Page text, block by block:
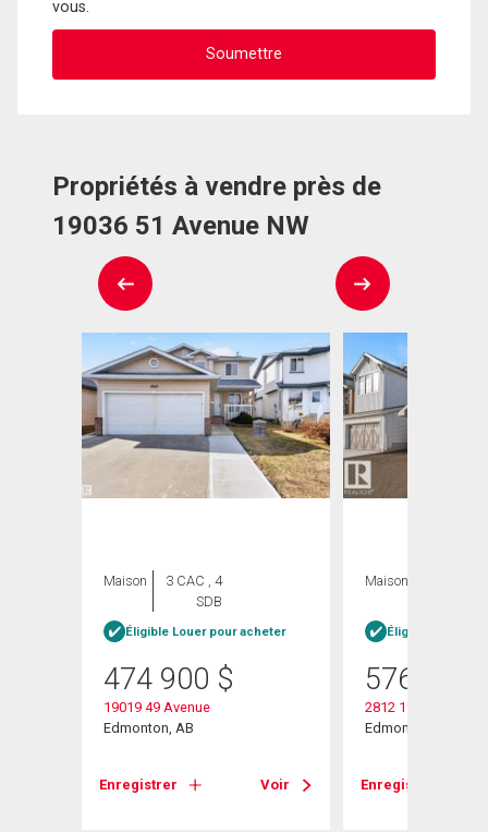
vous.
Propriétés à vendre près de
19036 51 Avenue NW
Maison
3 CAC , 4
SDB
Éligible Louer pour acheter
474 900 $
19019 49 Avenue
Edmonton, AB
Enregistrer Voir
Maison
Éligible Louer
576 600
2812 190 Street Nw
Edmonton, AB
Enregistrer